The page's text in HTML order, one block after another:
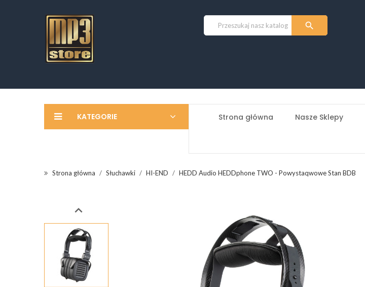

KATEGORIE Strona główna Nasze Sklepy
Strona główna Słuchawki HI-END HEDD Audio HEDDphone TWO - Powystaqwowe Stan BDB
